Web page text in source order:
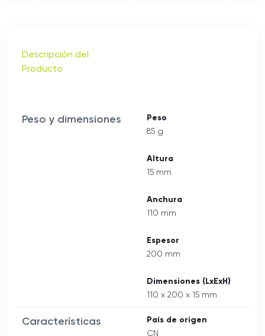
Descripción del
Producto
Peso y dimensiones Peso
85 g
Altura
15 mm
Anchura
110 mm
Espesor
200 mm
Dimensiones (LxExH)
110 x 200 x 15 mm
Características País de origen
CN